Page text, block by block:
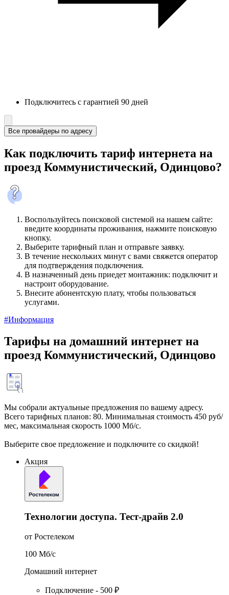
Подключитесь с гарантией 90 дней
Все провайдеры по адресу
Как подключить тариф интернета на
проезд Коммунистический, Одинцово?
Воспользуйтесь поисковой системой на нашем сайте:
введите координаты проживания, нажмите поисковую
кнопку.
Выберите тарифный план и отправьте заявку.
В течение нескольких минут с вами свяжется оператор
для подтверждения подключения.
В назначенный день приедет монтажник: подключит и
настроит оборудование.
Внесите абонентскую плату, чтобы пользоваться
услугами.
#Информация
Тарифы на домашний интернет на
проезд Коммунистический, Одинцово
Мы собрали актуальные предложения по вашему адресу.
Всего тарифных планов: 80. Минимальная стоимость 450 руб/
мес, максимальная скорость 1000 Мб/с.
Выберите свое предложение и подключите со скидкой!
Акция
Технологии доступа. Тест-драйв 2.0
от Ростелеком
100 Мб/c
Домашний интернет
Подключение - 500 ₽